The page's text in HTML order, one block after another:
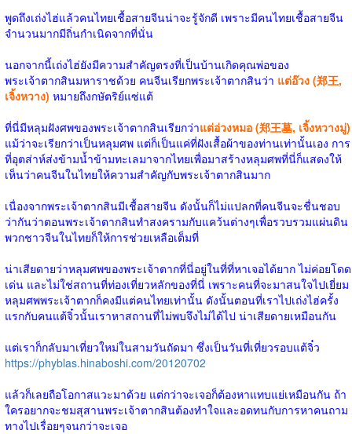
พูดถึงเถ่งไฮ่แล้วคนไทยเชื้อสายจีนน่าจะรู้จักดี เพราะมีคนไทยเชื้อสายจีน
จำนวนมากมีถิ่นกำเนิดจากที่นั่น
นอกจากนี้เถ่งไฮ่ยังมีความสำคัญตรงที่เป็นบ้านเกิดคุณพ่อของ
พระเจ้าตากสินมหาราชด้วย คนจีนเรียกพระเจ้าตากสินว่า แต่อ๊วง (郑王,
เจิ้งหวาง) หมายถึงกษัตริย์แซ่แต้
ที่นี่มีหลุมฝังศพของพระเจ้าตากสินเรียกว่าแต่อ่วงหมอ (郑王墓, เจิ้งหวางมู่)
แม้ว่าจะเรียกว่าเป็นหลุมศพ แต่ก็เป็นแค่ที่ฝังเสื้อผ้าของท่านเท่านั้นเอง การ
ที่อุตส่าห์ส่งข้ามน้ำข้ามทะเลมาจากไทยเพื่อมาสร้างหลุมศพที่นี่ก็แสดงให้
เห็นว่าคนจีนในไทยให้ความสำคัญกับพระเจ้าตากสินมาก
เนื่องจากพระเจ้าตากสินมีเชื้อสายจีน ดังนั้นก็ไม่แปลกที่คนจีนจะชื่นชอบ
ว่ากันว่าตอนพระเจ้าตากสินทำสงครามกับแคว้นต่างๆเพื่อรวบรวมแผ่นดิน
พวกชาวจีนในไทยก็ให้การช่วยเหลือเต็มที่
น่าเสียดายว่าหลุมศพของพระเจ้าตากที่นี่อยู่ในที่ที่หาเจอได้ยาก ไม่ค่อยโดด
เด่น และไม่ใช่สถานที่ท่องเที่ยวหลักของที่นี่ เพราะคนที่จะมาสนใจไปเยี่ยม
หลุมศพพระเจ้าตากก็คงมีแต่คนไทยเท่านั้น ดังนั้นตอนที่เราไปเถ่งไฮ่ครั้ง
แรกกับคนแต้จิ๋วนั้นเราหาสถานที่ไม่พบจึงไม่ได้ไป น่าเสียดายเหมือนกัน
แต่เราก็กลับมาเที่ยวใหม่ในสามวันถัดมา ซึ่งเป็นวันที่เที่ยวรอบแต้จิ๋ว
https://phyblas.hinaboshi.com/20120702
แล้วก็เลยถือโอกาสแวะมาด้วย แต่กว่าจะเจอก็ต้องหาแทบแย่เหมือนกัน ถ้า
ใครอยากจะชมสุสานพระเจ้าตากสินต้องทำใจและอดทนกับการหาคนถาม
ทางไปเรื่อยๆจนกว่าจะเจอ